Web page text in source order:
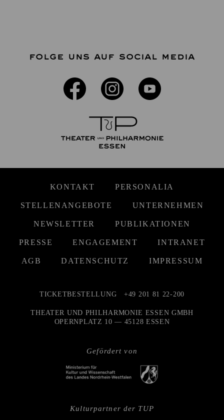
FOLGE UNS AUF SOCIAL MEDIA
KONTAKT PERSONALIA
STELLENANGEBOTE UNTERNEHMEN
NEWSLETTER PUBLIKATIONEN
PRESSE ENGAGEMENT INTRANET
AGB DATENSCHUTZ IMPRESSUM
Gefördert von
TICKETBESTELLUNG +49 201 81 22-200
THEATER UND PHILHARMONIE ESSEN GMBH
OPERNPLATZ 10 — 45128 ESSEN
Kulturpartner der TUP